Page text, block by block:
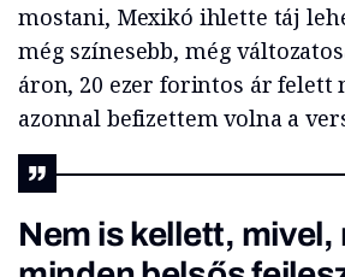
mostani, Mexikó ihlette táj
még színesebb, még
áron, 20 ezer forintos ár felett
azonnal befizettem volna a
Nem is kellett, mivel,